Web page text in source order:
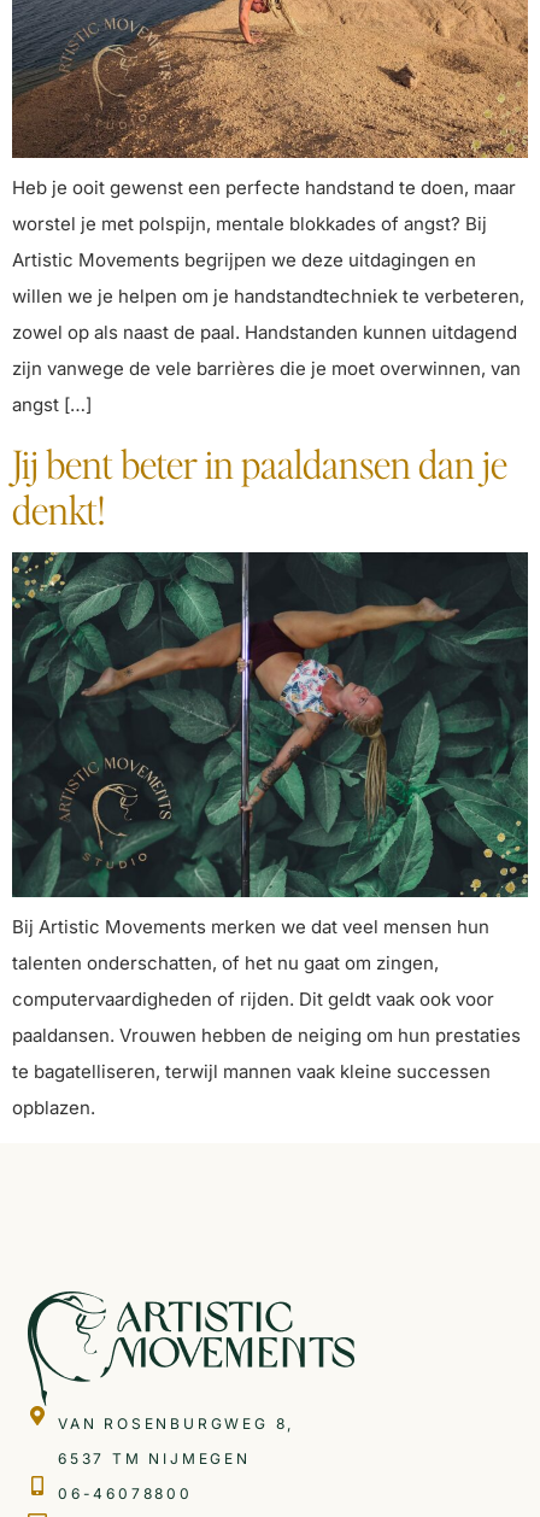
Heb je ooit gewenst een perfecte handstand te doen, maar
worstel je met polspijn, mentale blokkades of angst? Bij
Artistic Movements begrijpen we deze uitdagingen en
willen we je helpen om je handstandtechniek te verbeteren,
zowel op als naast de paal. Handstanden kunnen uitdagend
zijn vanwege de vele barrières die je moet overwinnen, van
angst […]
Jij bent beter in paaldansen dan je
denkt!
Bij Artistic Movements merken we dat veel mensen hun
talenten onderschatten, of het nu gaat om zingen,
computervaardigheden of rijden. Dit geldt vaak ook voor
paaldansen. Vrouwen hebben de neiging om hun prestaties
te bagatelliseren, terwijl mannen vaak kleine successen
opblazen.
VAN ROSENBURGWEG 8,
6537 TM NIJMEGEN
06-46078800